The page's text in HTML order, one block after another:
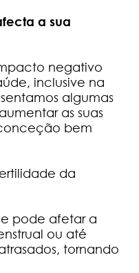
a sua
negativo
inclusive na
algumas
as suas
bem
da
pode afetar a
ou até
tornando